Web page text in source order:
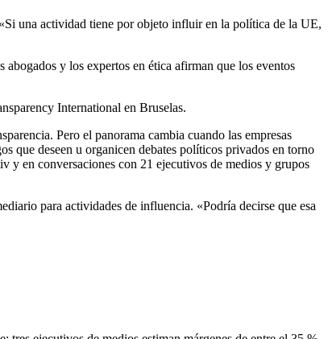
una actividad tiene por objeto influir en la política de la UE,
y los expertos en ética afirman que los eventos
International en Bruselas.
Pero el panorama cambia cuando las empresas
que deseen u organicen debates políticos privados en torno
y en conversaciones con 21 ejecutivos de medios y grupos
para actividades de influencia. «Podría decirse que esa